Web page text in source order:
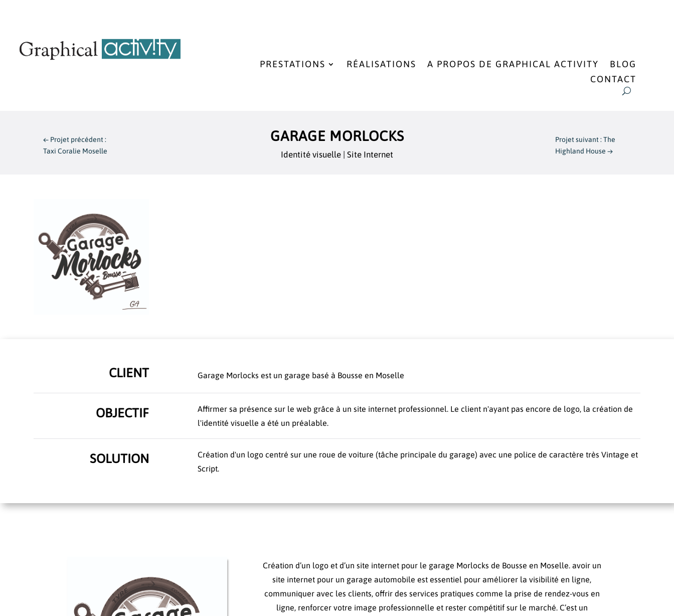
PRESTATIONS RÉALISATIONS A PROPOS DE GRAPHICAL ACTIVITY
BLOG
CONTACT
← Projet précédent :
Taxi Coralie Moselle
GARAGE MORLOCKS
Identité visuelle Site Internet
Projet suivant : The
Highland House →
CLIENT Garage Morlocks est un garage basé à Bousse en Moselle
OBJECTIF
Affirmer sa présence sur le web grâce à un site internet professionnel. Le client n'ayant pas encore de logo, la création de
l'identité visuelle a été un préalable.
SOLUTION
Création d'un logo centré sur une roue de voiture (tâche principale du garage) avec une police de caractère très Vintage et
Script.
Création d’un logo et d’un site internet pour le garage Morlocks de Bousse en Moselle. avoir un
site internet pour un garage automobile est essentiel pour améliorer la visibilité en ligne,
communiquer avec les clients, offrir des services pratiques comme la prise de rendez-vous en
ligne, renforcer votre image professionnelle et rester compétitif sur le marché. C’est un